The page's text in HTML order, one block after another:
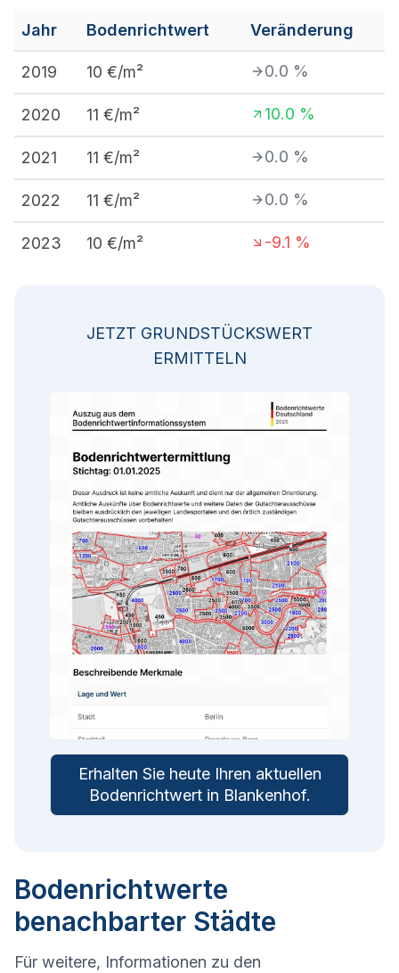
Jahr Bodenrichtwert Veränderung
2019 10 €/m² 0.0 %
2020 11 €/m² 10.0 %
2021 11 €/m² 0.0 %
2022 11 €/m² 0.0 %
2023 10 €/m² -9.1 %
JETZT GRUNDSTÜCKSWERT
ERMITTELN
Erhalten Sie heute Ihren aktuellen
Bodenrichtwert in Blankenhof.
Bodenrichtwerte
benachbarter Städte
Für weitere, Informationen zu den